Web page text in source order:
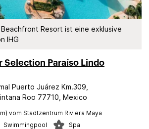
Resort ist eine exklusive
IHG
Selection​ Paraíso Lindo
Puerto Juárez Km.309,
Roo 77710, Mexico
vom Stadtzentrum Riviera Maya
Swimmingpool Spa